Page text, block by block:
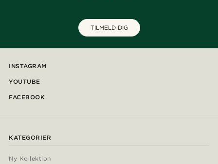
TILMELD DIG
INSTAGRAM
YOUTUBE
FACEBOOK
KATEGORIER
Ny Kollektion